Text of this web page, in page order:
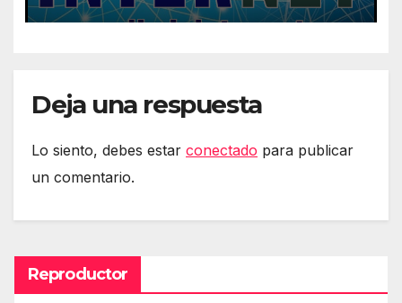
Deja una respuesta
Lo siento, debes estar conectado para publicar
un comentario.
Reproductor